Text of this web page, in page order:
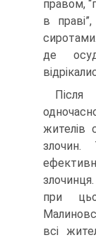
правом,
в
де
жителів
злочин.
при
всі